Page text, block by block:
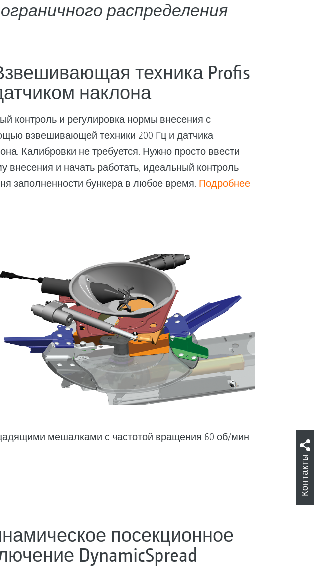
распределения
техника Profis
наклона
контроль и регулировка нормы внесения с
взвешивающей техники 200 Гц и датчика
Калибровки не требуется. Нужно просто ввести
внесения и начать работать, идеальный контроль
заполненности бункера в любое время. Подробнее
мешалками с частотой вращения 60 об/мин
посекционное
DynamicSpread
Контакты